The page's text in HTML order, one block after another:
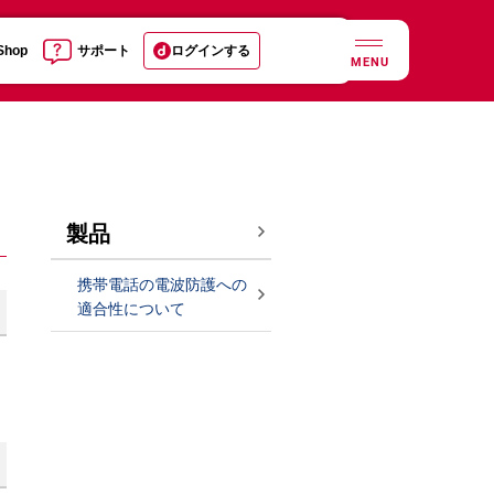
サポート ログインする
MENU
製品
携帯電話の電波防護への
適合性について